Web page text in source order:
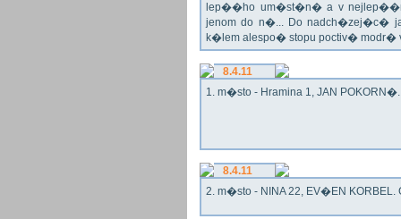
lep��ho um�st�n� a v
jenom do n�... Do nadch�zej�c�
k�lem alespo� stopu poctiv�
8.4.11
1. m�sto - Hramina 1, JAN
8.4.11
2. m�sto - NINA 22, EV�EN KORBEL.